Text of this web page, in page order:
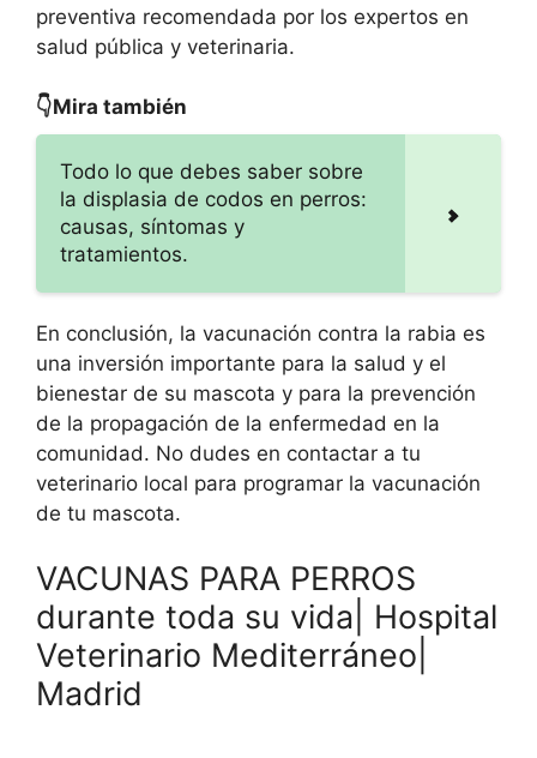
preventiva recomendada por los expertos en
salud pública y veterinaria.
👇Mira también
Todo lo que debes saber sobre
la displasia de codos en perros:
causas, síntomas y
tratamientos.
En conclusión, la vacunación contra la rabia es
una inversión importante para la salud y el
bienestar de su mascota y para la prevención
de la propagación de la enfermedad en la
comunidad. No dudes en contactar a tu
veterinario local para programar la vacunación
de tu mascota.
VACUNAS PARA PERROS
durante toda su vida| Hospital
Veterinario Mediterráneo|
Madrid